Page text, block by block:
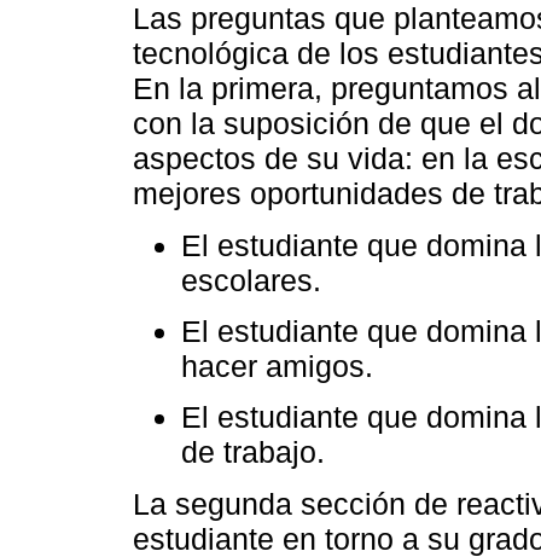
Las preguntas que
tecnológica de los
En la primera, preguntamos
con la suposición de que el
aspectos de su vida: en la
mejores oportunidades de
El estudiante que
escolares.
El estudiante que
hacer amigos.
El estudiante que
de trabajo.
La segunda sección de
estudiante en torno a su